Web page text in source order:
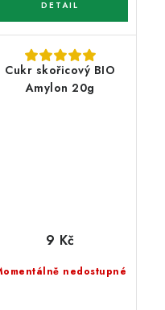
Cukr skořicový BIO
Amylon 20g
nedostupné
9 Kč